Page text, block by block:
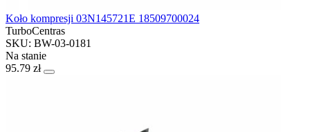
Koło kompresji 03N145721E 18509700024
TurboCentras
SKU: BW-03-0181
Na stanie
95.79 zł